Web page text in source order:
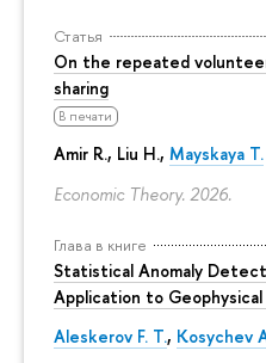
Статья
On the repeated
sharing
В печати
Amir R., Liu H., Mayskaya T.
Economic Theory. 2026.
Глава в книге
Statistical Anomaly
Application to
Aleskerov F. T., Kosychev